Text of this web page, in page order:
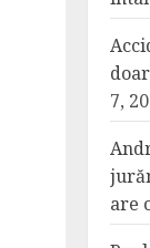
7,
are